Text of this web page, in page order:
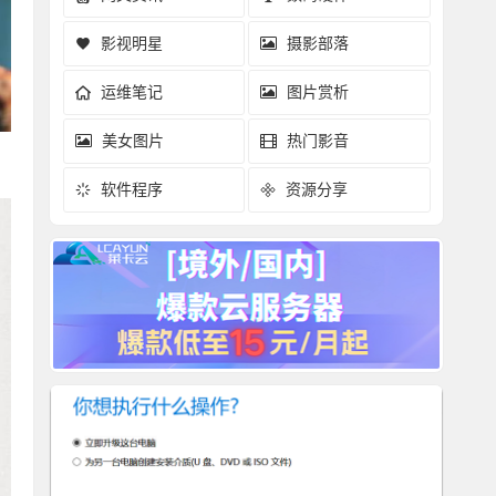
影视明星 摄影部落
运维笔记 图片赏析
美女图片 热门影音
软件程序 资源分享